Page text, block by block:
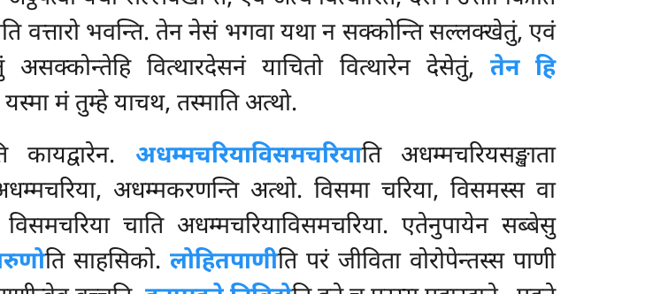
वत्तारो भवन्ति. तेन नेसं भगवा यथा न सक्कोन्ति सल्लक्खेतुं, एवं
वित्थारदेसनं याचितो वित्थारेन देसेतुं, तेन हि
मं तुम्हे याचथ, तस्माति अत्थो.
कायद्वारेन. अधम्मचरियाविसमचरियाति अधम्मचरियसङ्खाता
अधम्मकरणन्ति अत्थो. विसमा चरिया, विसमस्स वा
चाति अधम्मचरियाविसमचरिया. एतेनुपायेन सब्बेसु
ति साहसिको.लोहितपाणीति परं जीविता वोरोपेन्तस्स पाणी